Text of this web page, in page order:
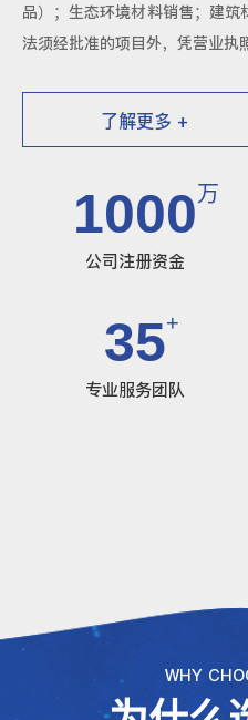
品）；生态环境材料销售；建
法须经批准的项目外，凭营业执
了解更多 +
1000万
公司注册资金
35+
专业服务团队
WHY